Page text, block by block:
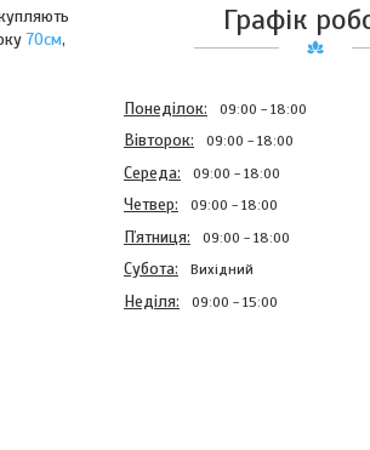
70см,
Графік
Понеділок 09:00 18:00
Вівторок 09:00 18:00
Середа 09:00 18:00
Четвер 09:00 18:00
Пʼятниця 09:00 18:00
Субота Вихідний
Неділя 09:00 15:00